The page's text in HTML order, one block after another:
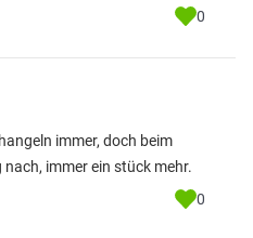
0
immer, doch beim
immer ein stück mehr.
0